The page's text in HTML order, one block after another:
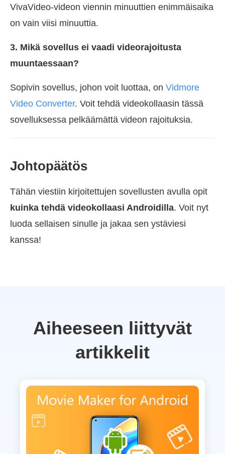
VivaVideo-videon viennin minuuttien enimmäisaika
on vain viisi minuuttia.
3. Mikä sovellus ei vaadi videorajoitusta
muuntaessaan?
Sopivin sovellus, johon voit luottaa, on Vidmore
Video Converter. Voit tehdä videokollaasin tässä
sovelluksessa pelkäämättä videon rajoituksia.
Johtopäätös
Tähän viestiin kirjoitettujen sovellusten avulla opit
kuinka tehdä videokollaasi Androidilla. Voit nyt
luoda sellaisen sinulle ja jakaa sen ystäviesi
kanssa!
Aiheeseen liittyvät
artikkelit